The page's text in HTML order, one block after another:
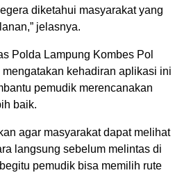
diketahui masyarakat yang
jelasnya.
Polda Lampung Kombes Pol
kehadiran aplikasi ini
pemudik merencanakan
baik.
agar masyarakat dapat melihat
langsung sebelum melintas di
pemudik bisa memilih rute